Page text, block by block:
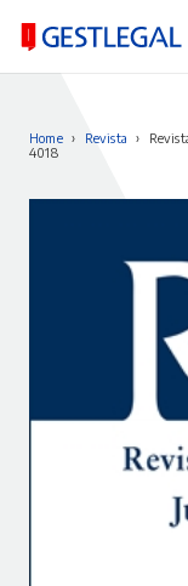
Home › Revista ›
4018